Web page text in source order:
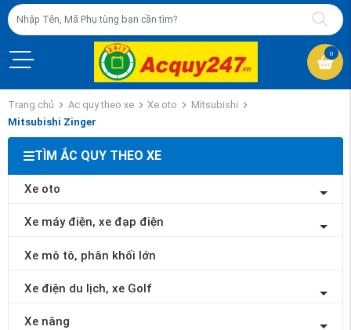
0
Trang chủ Ac quy theo xe Xe oto
Mitsubishi
Mitsubishi Zinger
TÌM ẮC QUY THEO XE
Xe oto
Xe máy điện, xe đạp điện
Xe mô tô, phân khối lớn
Xe điện du lịch, xe Golf
Xe nâng